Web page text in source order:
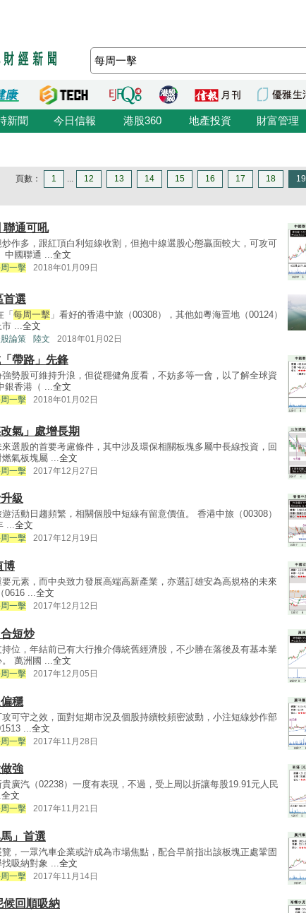
新聞 今日信報 港股360 地產投資 財富管理
頁數： 1 ... 12 13 14 15 16 17 18 19
聯通可吼
作多，跟紅頂白利短線收割，但抱中線選股心態贏面較大，可攻可
中國聯通 ...全文
一擊 2018年01月09日
首選
「 每周一擊 」看好的香港中旅（00308），其他如粵海置地（00124）
... 全文
論策 陸文 2018年01月02日
帶路」先鋒
勢股可維持升浪，但從穩健角度看，不妨多等一會，以了解全球資
香港（ ... 全文
一擊 2018年01月02日
氣」處增長期
選股的首要考慮條件，其中涉及環保相關板塊多屬中長線投資，回
氣板塊屬 ... 全文
一擊 2017年12月27日
級
活動日趨頻繁，相關個股中短線有留意價值。 香港中旅（00308）
...全文
一擊 2017年12月19日
博
元素，而中央致力發展高端高新產業，亦選訂雄安為高規格的未來
0616 ...全文
一擊 2017年12月12日
短炒
位，年結前已有大行推介傳統舊經濟股，不少勝在落後及有基本業
萬洲國 ...全文
一擊 2017年12月05日
穩
可守之效，面對短期市況及個股持續較頻密波動，小注短線炒作部
...全文
一擊 2017年11月28日
強
廣汽（02238）一度有表現，不過，受上周以折讓每股19.91元人民
全文
一擊 2017年11月21日
」首選
，一眾汽車企業或許成為市場焦點，配合早前指出該板塊正處鞏固
吸納對象 ... 全文
一擊 2017年11月14日
候回順吸納